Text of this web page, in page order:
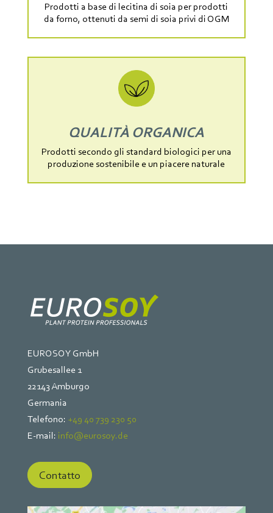
Prodotti a base di lecitina di soia per prodotti
da forno, ottenuti da semi di soia privi di OGM
QUALITÀ ORGANICA
Prodotti secondo gli standard biologici per una
produzione sostenibile e un piacere naturale
EUROSOY GmbH
Grubesallee 1
22143 Amburgo
Germania
Telefono: +49 40 739 230 50
E-mail: info@eurosoy.de
Contatto